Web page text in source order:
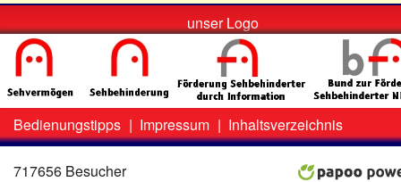
unser Logo
Zweit-
Menü
Bedienungstipps | Impressum | Inhaltsverzeichnis
717656 Besucher